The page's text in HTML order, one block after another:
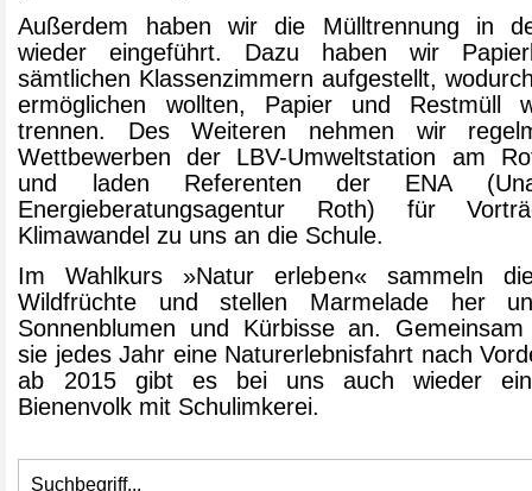
Außerdem haben wir die Mülltrennung in
wieder eingeführt. Dazu haben wir
sämtlichen Klassenzimmern aufgestellt,
ermöglichen wollten, Papier und Restmüll
trennen. Des Weiteren nehmen wir
Wettbewerben der LBV-Umweltstation am
und laden Referenten der ENA
Energieberatungsagentur Roth) für
Klimawandel zu uns an die Schule.
Im Wahlkurs »Natur erleben« sammeln
Wildfrüchte und stellen Marmelade her
Sonnenblumen und Kürbisse an. Gemeinsam
sie jedes Jahr eine Naturerlebnisfahrt nach
ab 2015 gibt es bei uns auch wieder ein
Bienenvolk mit Schulimkerei.